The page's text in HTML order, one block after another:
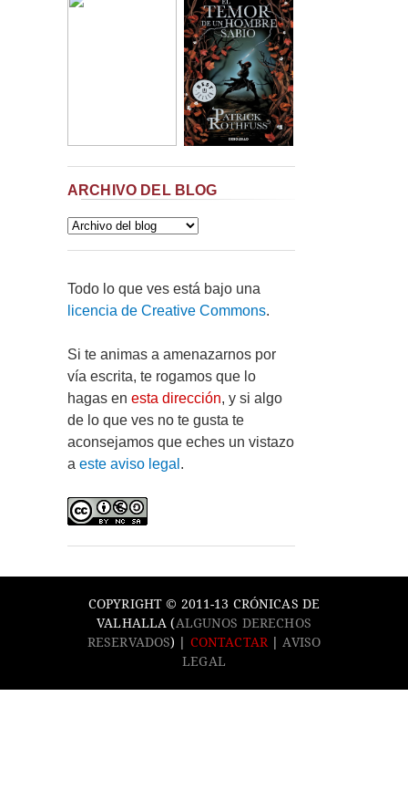
ARCHIVO DEL BLOG
Todo lo que ves está bajo una
licencia de Creative Commons.
Si te animas a amenazarnos por
vía escrita, te rogamos que lo
hagas en esta dirección, y si algo
de lo que ves no te gusta te
aconsejamos que eches un vistazo
a este aviso legal .
COPYRIGHT © 2011-13 CRÓNICAS DE
VALHALLA (ALGUNOS DERECHOS
RESERVADOS) | CONTACTAR|AVISO
LEGAL